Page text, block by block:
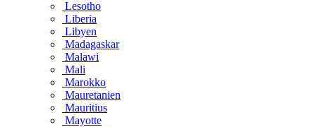
Lesotho
Liberia
Libyen
Madagaskar
Malawi
Mali
Marokko
Mauretanien
Mauritius
Mayotte